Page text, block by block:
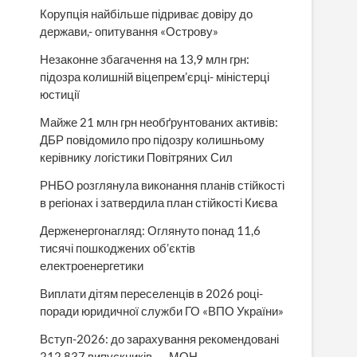
Корупція найбільше підриває довіру до
держави,- опитування «Острову»
Незаконне збагачення на 13,9 млн грн:
підозра колишній віцепрем’єрці- міністерці
юстиції
Майже 21 млн грн необґрунтованих активів:
ДБР повідомило про підозру колишньому
керівнику логістики Повітряних Сил
РНБО розглянула виконання планів стійкості
в регіонах і затвердила план стійкості Києва
Держенергонагляд: Оглянуто понад 11,6
тисячі пошкоджених об’єктів
електроенергетики
Виплати дітям переселенців в 2026 році-
поради юридичної служби ГО «ВПО України»
Вступ-2026: до зарахування рекомендовані